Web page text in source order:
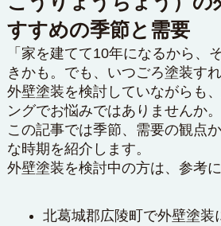
すすめの季節と需要
「家を建てて10年になるから、
きかも。でも、いつごろ塗装す
外壁塗装を検討していながらも
ングでお悩みではありませんか。
この記事では季節、需要の観点
な時期を紹介します。
外壁塗装を検討中の方は、参考
北葛城郡広陵町で外壁塗装